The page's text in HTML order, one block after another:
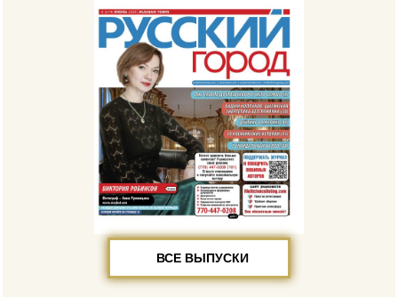
ВСЕ ВЫПУСКИ